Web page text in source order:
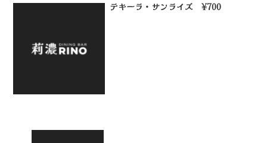
テキーラ・サンライズ ¥700